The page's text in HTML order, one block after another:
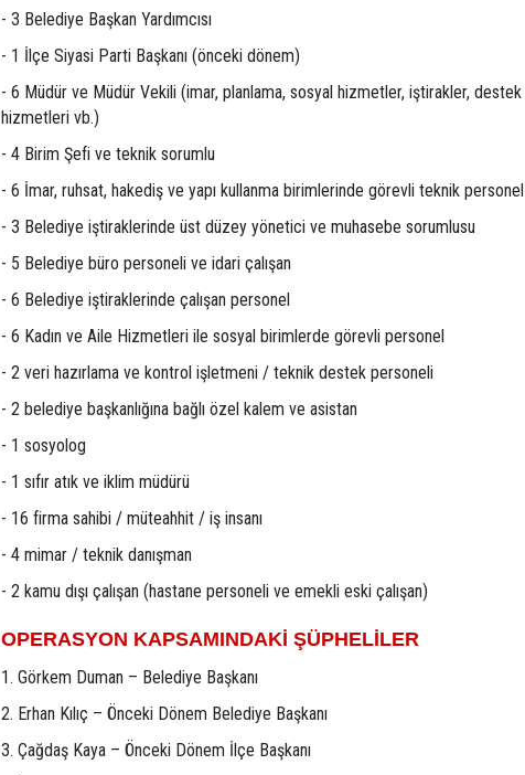
- 3 Belediye Başkan Yardımcısı
- 1 İlçe Siyasi Parti Başkanı (önceki dönem)
- 6 Müdür ve Müdür Vekili (imar, planlama, sosyal hizmetler, iştirakler, destek
hizmetleri vb.)
- 4 Birim Şefi ve teknik sorumlu
- 6 İmar, ruhsat, hakediş ve yapı kullanma birimlerinde görevli teknik personel
- 3 Belediye iştiraklerinde üst düzey yönetici ve muhasebe sorumlusu
- 5 Belediye büro personeli ve idari çalışan
- 6 Belediye iştiraklerinde çalışan personel
- 6 Kadın ve Aile Hizmetleri ile sosyal birimlerde görevli personel
- 2 veri hazırlama ve kontrol işletmeni / teknik destek personeli
- 2 belediye başkanlığına bağlı özel kalem ve asistan
- 1 sosyolog
- 1 sıfır atık ve iklim müdürü
- 16 firma sahibi / müteahhit / iş insanı
- 4 mimar / teknik danışman
- 2 kamu dışı çalışan (hastane personeli ve emekli eski çalışan)
OPERASYON KAPSAMINDAKİ ŞÜPHELİLER
1. Görkem Duman – Belediye Başkanı
2. Erhan Kılıç – Önceki Dönem Belediye Başkanı
3. Çağdaş Kaya – Önceki Dönem İlçe Başkanı